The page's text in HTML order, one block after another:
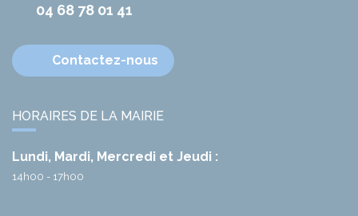
04 68 78 01 41
Contactez-nous
HORAIRES DE LA MAIRIE
Lundi, Mardi, Mercredi et Jeudi :
14h00 - 17h00